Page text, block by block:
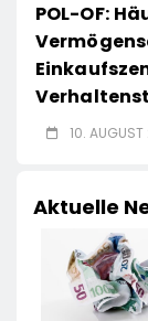
POL-OF:
10.
Aktuelle